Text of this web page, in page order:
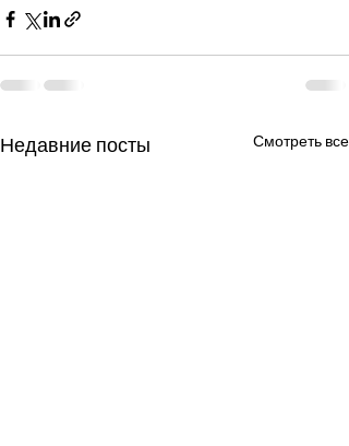
Недавние посты Смотреть все